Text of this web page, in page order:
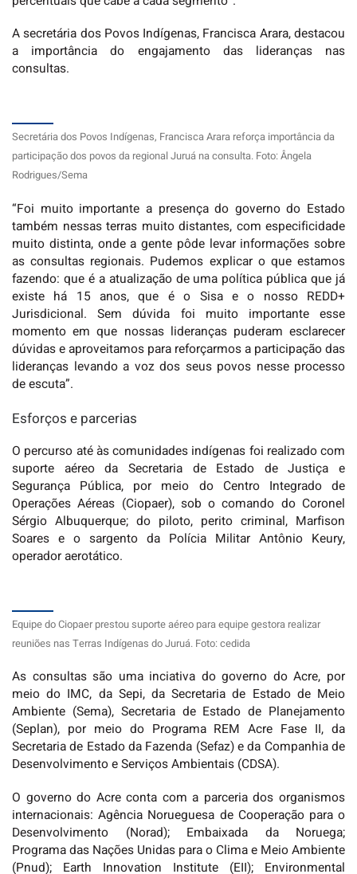
A secretária dos Povos Indígenas, Francisca Arara, destacou
a importância do engajamento das lideranças nas
consultas.
Secretária dos Povos Indígenas, Francisca Arara reforça importância da
participação dos povos da regional Juruá na consulta. Foto: Ângela
Rodrigues/Sema
“Foi muito importante a presença do governo do Estado
também nessas terras muito distantes, com especificidade
muito distinta, onde a gente pôde levar informações sobre
as consultas regionais. Pudemos explicar o que estamos
fazendo: que é a atualização de uma política pública que já
existe há 15 anos, que é o Sisa e o nosso REDD+
Jurisdicional. Sem dúvida foi muito importante esse
momento em que nossas lideranças puderam esclarecer
dúvidas e aproveitamos para reforçarmos a participação das
lideranças levando a voz dos seus povos nesse processo
de escuta”.
Esforços e parcerias
O percurso até às comunidades indígenas foi realizado com
suporte aéreo da Secretaria de Estado de Justiça e
Segurança Pública, por meio do Centro Integrado de
Operações Aéreas (Ciopaer), sob o comando do Coronel
Sérgio Albuquerque; do piloto, perito criminal, Marfison
Soares e o sargento da Polícia Militar Antônio Keury,
operador aerotático.
Equipe do Ciopaer prestou suporte aéreo para equipe gestora realizar
reuniões nas Terras Indígenas do Juruá. Foto: cedida
As consultas são uma inciativa do governo do Acre, por
meio do IMC, da Sepi, da Secretaria de Estado de Meio
Ambiente (Sema), Secretaria de Estado de Planejamento
(Seplan), por meio do Programa REM Acre Fase II, da
Secretaria de Estado da Fazenda (Sefaz) e da Companhia de
Desenvolvimento e Serviços Ambientais (CDSA).
O governo do Acre conta com a parceria dos organismos
internacionais: Agência Norueguesa de Cooperação para o
Desenvolvimento (Norad); Embaixada da Noruega;
Programa das Nações Unidas para o Clima e Meio Ambiente
(Pnud); Earth Innovation Institute (EII); Environmental